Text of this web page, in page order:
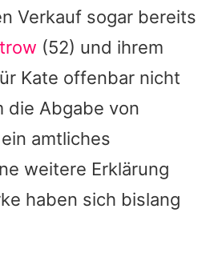
Verkauf sogar bereits
(52) und ihrem
Kate offenbar nicht
die Abgabe von
amtliches
weitere Erklärung
haben sich bislang